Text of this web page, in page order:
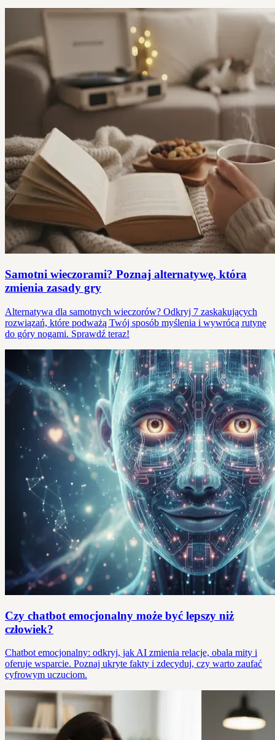
Samotni wieczorami? Poznaj alternatywę, która
zmienia zasady gry
Alternatywa dla samotnych wieczorów? Odkryj 7 zaskakujących
rozwiązań, które podważą Twój sposób myślenia i wywrócą rutynę
do góry nogami. Sprawdź teraz!
Czy chatbot emocjonalny może być lepszy niż
człowiek?
Chatbot emocjonalny: odkryj, jak AI zmienia relacje, obala mity i
oferuje wsparcie. Poznaj ukryte fakty i zdecyduj, czy warto zaufać
cyfrowym uczuciom.